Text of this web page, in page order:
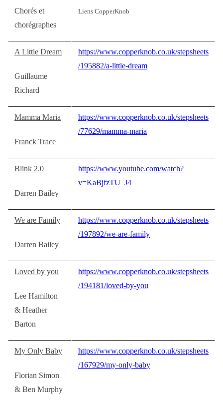
Chorés et
chorégraphes
Liens CopperKnob
A Little Dream
Guillaume
Richard
https://www.copperknob.co.uk/stepsheets
/195882/a-little-dream
Mamma Maria
Franck Trace
https://www.copperknob.co.uk/stepsheets
/77629/mamma-maria
Blink 2.0
Darren Bailey
https://www.youtube.com/watch?
v=KaBjfzTU_J4
We are Family
Darren Bailey
https://www.copperknob.co.uk/stepsheets
/197892/we-are-family
Loved by you
Lee Hamilton
& Heather
Barton
https://www.copperknob.co.uk/stepsheets
/194181/loved-by-you
My Only Baby
Florian Simon
& Ben Murphy
https://www.copperknob.co.uk/stepsheets
/167929/my-only-baby